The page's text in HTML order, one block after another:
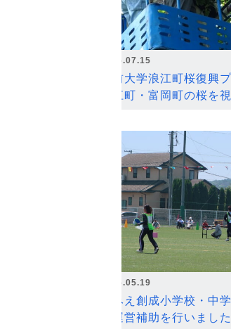
2026.07.15
弘前大学浪江町桜復興
浪江町・富岡町の桜を
2026.05.19
なみえ創成小学校・中
の運営補助を行いました